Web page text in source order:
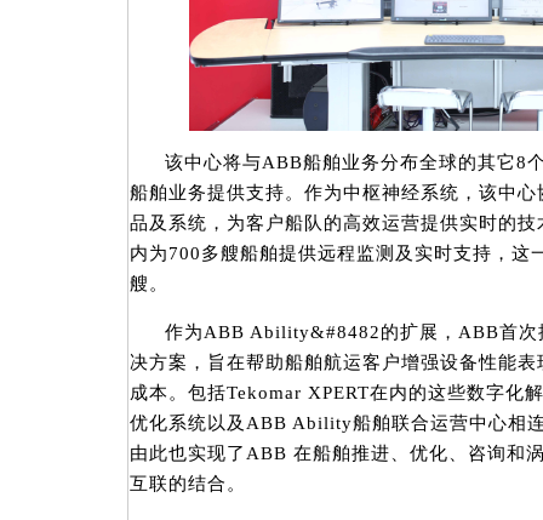
该中心将与ABB船舶业务分布全球的其它8
船舶业务提供支持。作为中枢神经系统，该中
品及系统，为客户船队的高效运营提供实时的
内为700多艘船舶提供远程监测及实时支持，这
艘。
作为ABB Ability&#8482的扩展，ABB首次
决方案，旨在帮助船舶航运客户增强设备性能
成本。包括Tekomar XPERT在内的这些数字化
优化系统以及ABB Ability船舶联合运营中心相
由此也实现了ABB 在船舶推进、优化、咨询和
互联的结合。